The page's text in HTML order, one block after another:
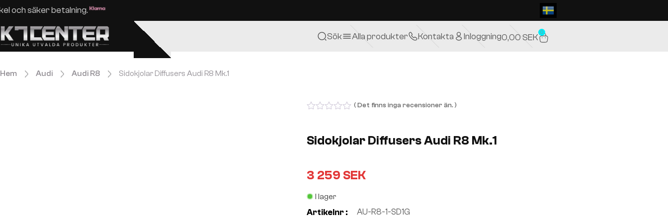
Enkel och säker betalning.
Sök Alla produkter Kontakta Inloggning0,00SEK 0
Hem Audi Audi R8 Sidokjolar Diffusers Audi R8 Mk.1
of
5
( Det finns inga recensioner än. )
Sidokjolar Diffusers Audi R8 Mk.1
3 259 SEK
I lager
Artikelnr : AU-R8-1-SD1G